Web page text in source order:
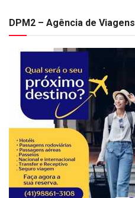
DPM2 – Agência de Viagens